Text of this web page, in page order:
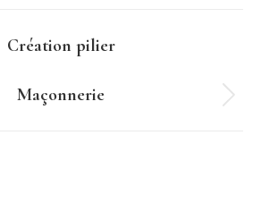
Onglet
Création pilier
Maçonnerie